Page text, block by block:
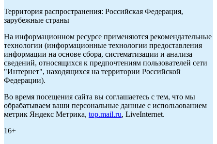
Территория распространения: Российская Федерация,
зарубежные страны
На информационном ресурсе применяются рекомендательные
технологии (информационные технологии предоставления
информации на основе сбора, систематизации и анализа
сведений, относящихся к предпочтениям пользователей сети
"Интернет", находящихся на территории Российской
Федерации).
Во время посещения сайта вы соглашаетесь с тем, что мы
обрабатываем ваши персональные данные с использованием
метрик Яндекс Метрика, top.mail.ru, LiveInternet.
16+